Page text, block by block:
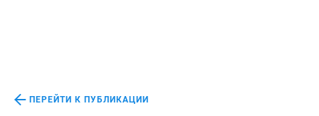
ПЕРЕЙТИ К ПУБЛИКАЦИИ